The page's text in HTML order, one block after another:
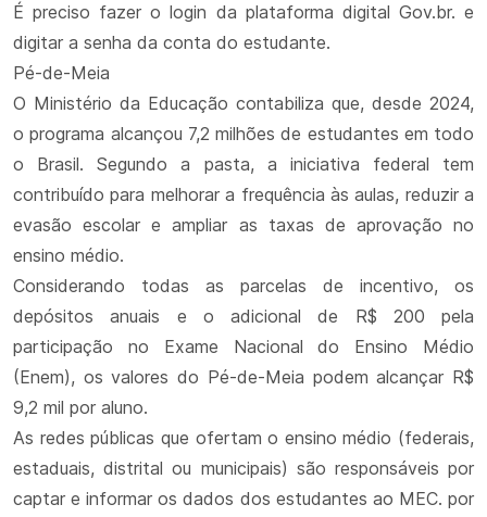
É preciso fazer o login da plataforma digital Gov.br. e
digitar a senha da conta do estudante.
Pé-de-Meia
O Ministério da Educação contabiliza que, desde 2024,
o programa alcançou 7,2 milhões de estudantes em todo
o Brasil. Segundo a pasta, a iniciativa federal tem
contribuído para melhorar a frequência às aulas, reduzir a
evasão escolar e ampliar as taxas de aprovação no
ensino médio.
Considerando todas as parcelas de incentivo, os
depósitos anuais e o adicional de R$ 200 pela
participação no Exame Nacional do Ensino Médio
(Enem), os valores do Pé-de-Meia podem alcançar R$
9,2 mil por aluno.
As redes públicas que ofertam o ensino médio (federais,
estaduais, distrital ou municipais) são responsáveis por
captar e informar os dados dos estudantes ao MEC. por